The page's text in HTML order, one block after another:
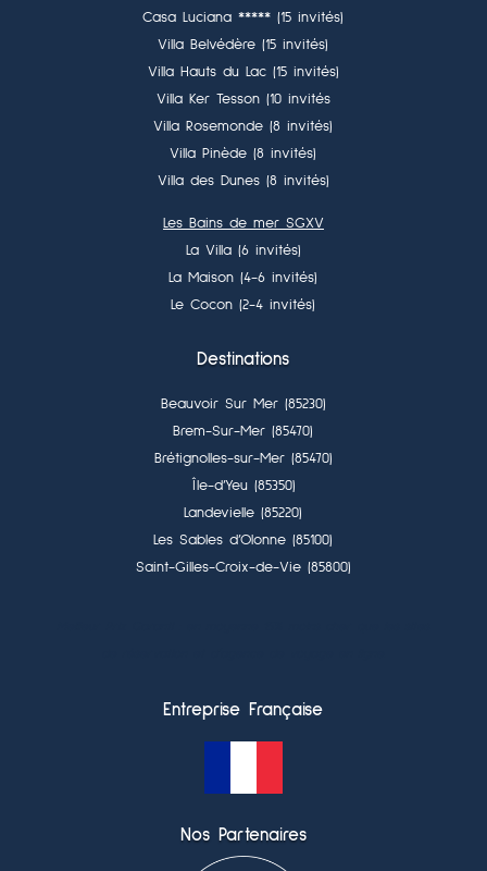
Casa Luciana ***** (15 invités)
Villa Belvédère (15 invités)
Villa Hauts du Lac (15 invités)
Villa Ker Tesson (10 invités
Villa Rosemonde (8 invités)
Villa Pinède (8 invités)
Villa des Dunes (8 invités)
Les Bains de mer SGXV
La Villa (6 invités)
La Maison (4-6 invités)
Le Cocon (2-4 invités)
Destinations
Beauvoir Sur Mer (85230)
Brem-Sur-Mer (85470)
Brétignolles-sur-Mer (85470)
Île-d’Yeu (85350)
Landevielle (85220)
Les Sables d’Olonne (85100)
Saint-Gilles-Croix-de-Vie (85800)
Entreprise Française
Nos Partenaires